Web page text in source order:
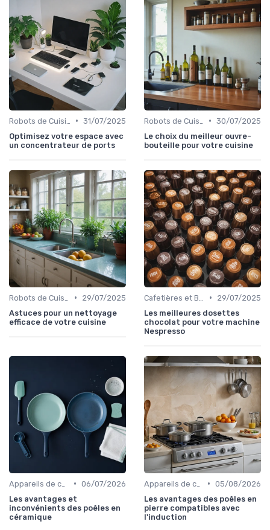
• 31/07/2025
Optimisez votre espace avec
un concentrateur de ports
• 30/07/2025
Le choix du meilleur ouvre-
bouteille pour votre cuisine
•
29/07/2025
Astuces pour un nettoyage
efficace de votre cuisine
•
29/07/2025
Les meilleures dosettes
chocolat pour votre machine
Nespresso
• 06/07/2026
Les avantages et
inconvénients des poêles en
céramique
• 05/08/2026
Les avantages des poêles en
pierre compatibles avec
l'induction